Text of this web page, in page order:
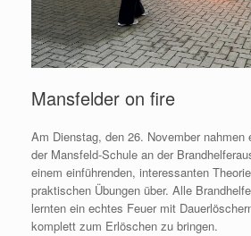
Mansfelder on fire
Am Dienstag, den 26. November nahmen
der Mansfeld-Schule an der
einem einführenden, interessanten
praktischen Übungen über. Alle
lernten ein echtes Feuer mit
komplett zum Erlöschen zu bringen.